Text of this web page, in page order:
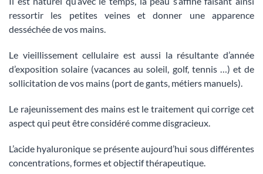
ressortir les petites veines et donner une apparence
desséchée de vos mains.
Le vieillissement cellulaire est aussi la résultante d’année
d’exposition solaire (vacances au soleil, golf, tennis …) et de
sollicitation de vos mains (port de gants, métiers manuels).
Le rajeunissement des mains est le traitement qui corrige cet
aspect qui peut être considéré comme disgracieux.
L’acide hyaluronique se présente aujourd’hui sous différentes
concentrations, formes et objectif thérapeutique.